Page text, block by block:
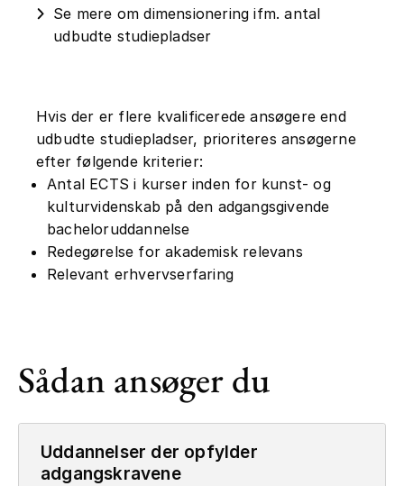
Se mere om dimensionering ifm. antal
udbudte studiepladser
Hvis der er flere kvalificerede ansøgere end
udbudte studiepladser, prioriteres ansøgerne
efter følgende kriterier:
Antal ECTS i kurser inden for kunst- og
kulturvidenskab på den adgangsgivende
bacheloruddannelse
Redegørelse for akademisk relevans
Relevant erhvervserfaring
Sådan ansøger du
Uddannelser der opfylder
adgangskravene